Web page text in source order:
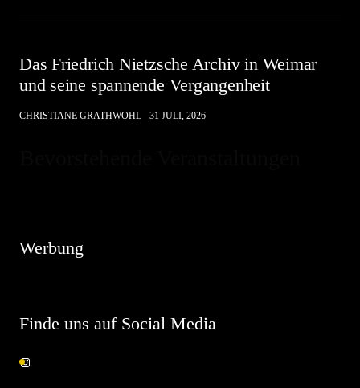
Das Friedrich Nietzsche Archiv in Weimar
und seine spannende Vergangenheit
CHRISTIANE GRATHWOHL 31 JULI, 2026
Werbung
Finde uns auf Social Media